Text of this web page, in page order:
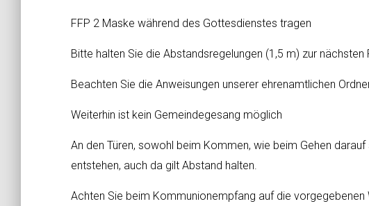
FFP 2 Maske während des Gottesdienstes tragen
Bitte halten Sie die Abstandsregelungen (1,5 m) zur
Beachten Sie die Anweisungen unserer ehrenamtlichen
Weiterhin ist kein Gemeindegesang möglich
An den Türen, sowohl beim Kommen, wie beim Gehen
entstehen, auch da gilt Abstand halten.
Achten Sie beim Kommunionempfang auf die vorgegebenen